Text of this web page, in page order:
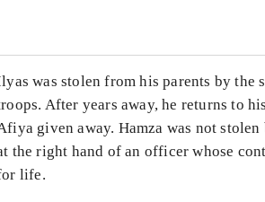
was stolen from his parents by the
After years away, he returns to
given away. Hamza was not
the right hand of an officer whose
life.